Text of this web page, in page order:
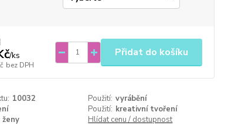
/ks
bez DPH
Přidat do košíku
10032 Použití: vyrábění
Použití: kreativní tvoření
ženy Hlídat cenu / dostupnost